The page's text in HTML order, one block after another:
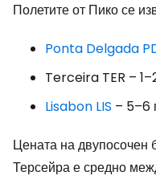
Полетите от Пико се
Ponta Delgada
Terceira TER –
Lisabon LIS – 5–6
Цената на двупосочен
Терсейра е средно